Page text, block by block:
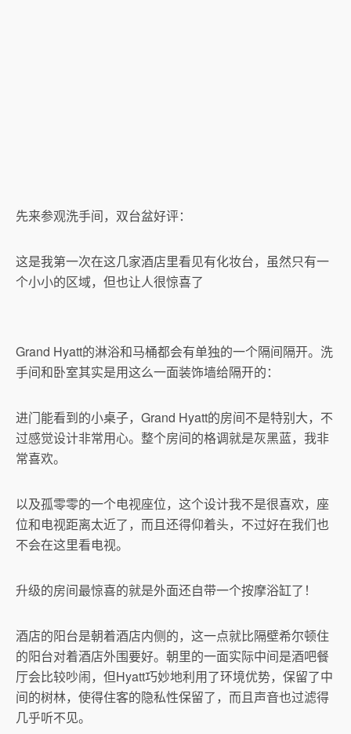
先来参观洗手间，双台盆好评：
这是我第一次在这几家酒店里看见有化妆台，虽然只有一
个小小的区域，但也让人很惊喜了
Grand Hyatt的淋浴和马桶都会有单独的一个隔间隔开。洗
手间和卧室其实是用这么一面装饰墙给隔开的：
进门能看到的小桌子，Grand Hyatt的房间不是特别大，不
过感觉设计非常用心。整个房间的格调就是灰黑蓝，我非
常喜欢。
以及孤零零的一个电视座位，这个设计我不是很喜欢，座
位和电视距离太近了，而且还得仰着头，不过好在我们也
不会在这里看电视。
升级的房间最惊喜的就是外面还自带一个按摩浴缸了！
酒店的阳台是朝着酒店内侧的，这一点就比隔壁希尔顿住
的阳台对着酒店外围要好。朝里的一面实际中间是酒吧餐
厅会比较吵闹，但Hyatt巧妙地利用了环境优势，保留了中
间的树林，使得住客的隐私性保留了，而且声音也过滤得
几乎听不见。